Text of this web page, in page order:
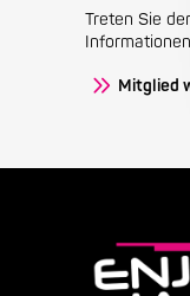
Treten Sie
Mitglied